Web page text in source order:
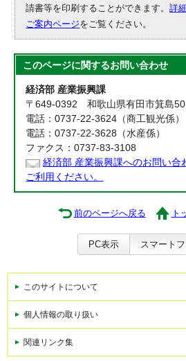
請書等を印刷することができます。詳
ご案内ページをご覧ください。
このページに関するお問い合わせ
経済部 産業振興課
〒649-0392 和歌山県有田市箕島50
電話：0737-22-3624（商工観光係）
電話：0737-22-3628（水産係）
ファクス：0737-83-3108
経済部 産業振興課へのお問い合
ご利用ください。
前のページへ戻る ト
PC表示 スマート
このサイトについて
個人情報の取り扱い
関連リンク集